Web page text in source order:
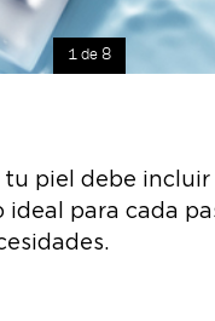
1 de 8
piel debe
para cada